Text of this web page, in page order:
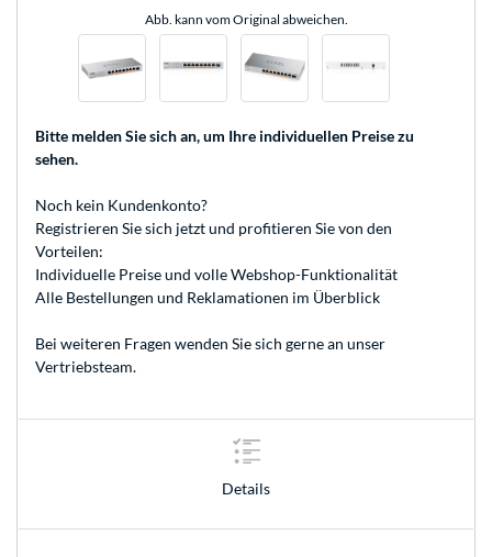
Abb. kann vom Original abweichen.
Bitte melden Sie sich an, um Ihre individuellen Preise zu
sehen.
Noch kein Kundenkonto?
Registrieren Sie sich jetzt und profitieren Sie von den
Vorteilen:
Individuelle Preise und volle Webshop-Funktionalität
Alle Bestellungen und Reklamationen im Überblick
Bei weiteren Fragen wenden Sie sich gerne an unser
Vertriebsteam.
Details